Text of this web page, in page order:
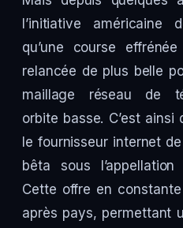
l’initiative américaine
qu’une course
relancée de plus belle
maillage réseau de
orbite basse. C’est
le fournisseur internet
bêta sous
Cette offre en
après pays, permettant